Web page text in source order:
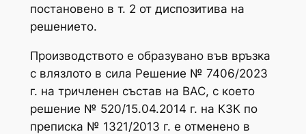
постановено в т. 2 от диспозитива на
решението.
Производството е образувано във връзка
с влязлото в сила Решение № 7406/2023
г. на тричленен състав на ВАС, с което
решение № 520/15.04.2014 г. на КЗК по
преписка № 1321/2013 г. е отменено в